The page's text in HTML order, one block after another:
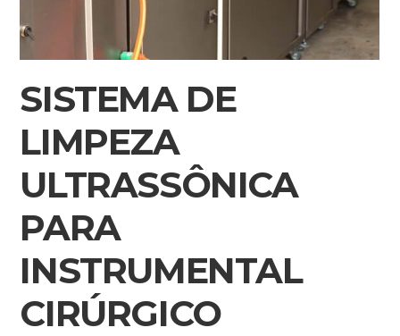
SISTEMA DE
LIMPEZA
ULTRASSÔNICA
PARA
INSTRUMENTAL
CIRÚRGICO